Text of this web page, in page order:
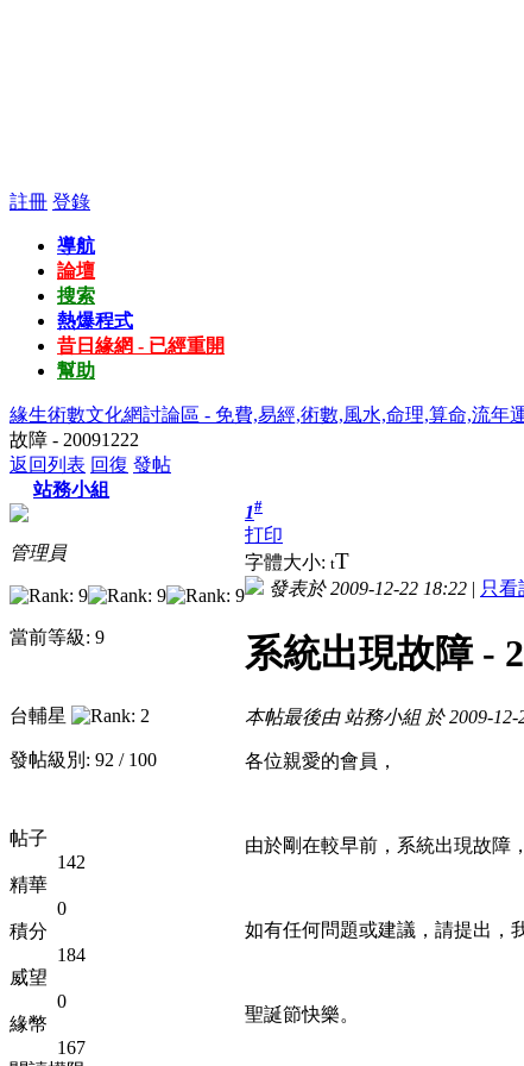
註冊 登錄
導航
論壇
搜索
熱爆程式
昔日緣網 - 已經重開
幫助
緣生術數文化網討論區 - 免費,易經,術數,風水,命理,算命,流
故障 - 20091222
返回列表 回復 發帖
站務小組
管理員
當前等級: 9
台輔星
發帖級別: 92 / 100
帖子
142
精華
0
積分
184
威望
0
緣幣
167
1#
打印
字體大小: tT
發表於 2009-12-22 18:22 | 只看
系統出現故障 -
本帖最後由 站務小組 於 2009-12-
各位親愛的會員，
由於剛在較早前，系統出現故障
如有任何問題或建議，請提出，
聖誕節快樂。